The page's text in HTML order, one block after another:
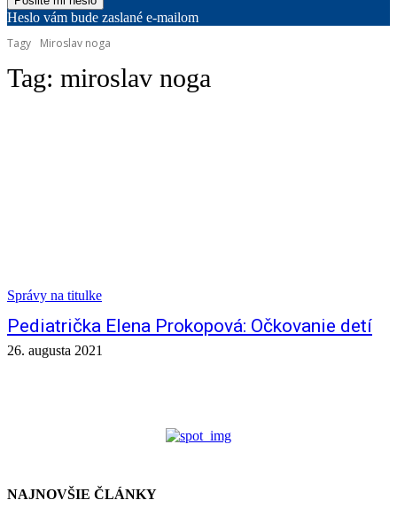
Heslo vám bude zaslané e-mailom
Tagy
Miroslav noga
Tag: miroslav noga
Správy na titulke
Pediatrička Elena Prokopová: Očkovanie detí
26. augusta 2021
NAJNOVŠIE ČLÁNKY